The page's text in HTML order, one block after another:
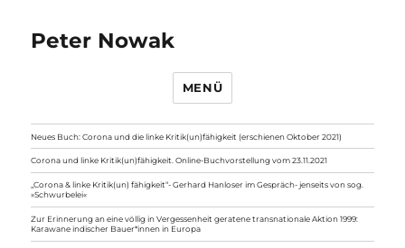
Peter Nowak
MENÜ
Neues Buch: Corona und die linke Kritik(un)fähigkeit (erschienen Oktober 2021)
Corona und linke Kritik(un)fähigkeit. Online-Buchvorstellung vom 23.11.2021
„Corona & linke Kritik(un) fähigkeit“- Gerhard Hanloser im Gespräch- jenseits von sog.
»Schwurbelei«
Zur Erinnerung an eine völlig in Vergessenheit geratene transnationale Aktion 1999:
Karawane indischer Bauer*innen in Europa